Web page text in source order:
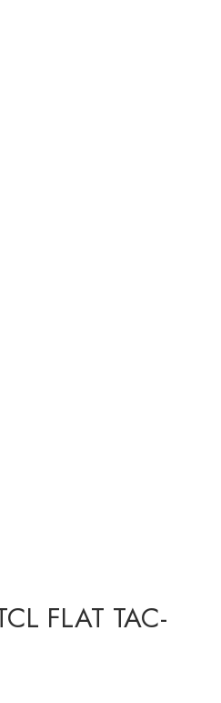
FLAT TAC-